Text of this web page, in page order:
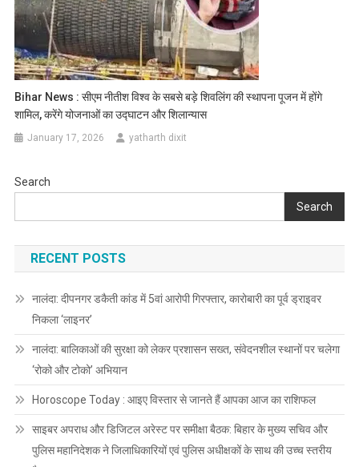
Bihar News : सीएम नीतीश विश्व के सबसे बड़े शिवलिंग की स्थापना पूजन में होंगे
शामिल, करेंगे योजनाओं का उद्घाटन और शिलान्यास
January 17, 2026 yatharth dixit
Search
Search
RECENT POSTS
नालंदा: दीपनगर डकैती कांड में 5वां आरोपी गिरफ्तार, कारोबारी का पूर्व ड्राइवर
निकला ‘लाइनर’
नालंदा: बालिकाओं की सुरक्षा को लेकर प्रशासन सख्त, संवेदनशील स्थानों पर चलेगा
‘रोको और टोको’ अभियान
Horoscope Today : आइए विस्तार से जानते हैं आपका आज का राशिफल
साइबर अपराध और डिजिटल अरेस्ट पर समीक्षा बैठक: बिहार के मुख्य सचिव और
पुलिस महानिदेशक ने जिलाधिकारियों एवं पुलिस अधीक्षकों के साथ की उच्च स्तरीय